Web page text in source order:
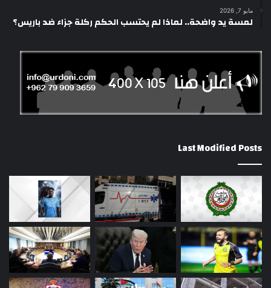
مايو 7, 2026
لمسة يد واضحة.. لماذا لم يحتسب الحكم ركلة جزاء ضد باريس؟
Last Modified Posts